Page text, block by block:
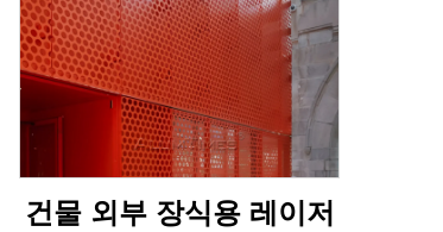
건물 외부 장식용 레이저